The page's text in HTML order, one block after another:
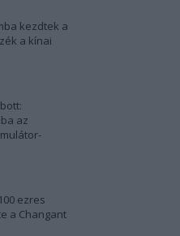
kezdtek a
a kínai
az
ezres
a Changant